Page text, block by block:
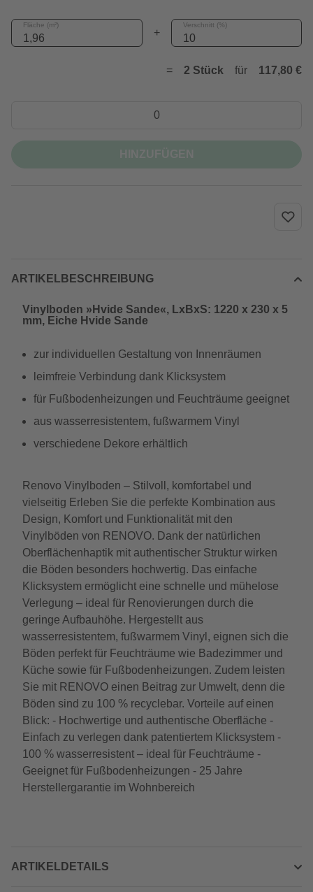
Fläche (m²)
+
Verschnitt (%)
= 2 Stück für 117,80 €
ARTIKELBESCHREIBUNG
Vinylboden »Hvide Sande«, LxBxS: 1220 x 230 x 5
mm, Eiche Hvide Sande
zur individuellen Gestaltung von Innenräumen
leimfreie Verbindung dank Klicksystem
für Fußbodenheizungen und Feuchträume geeignet
aus wasserresistentem, fußwarmem Vinyl
verschiedene Dekore erhältlich
Renovo Vinylboden – Stilvoll, komfortabel und
vielseitig Erleben Sie die perfekte Kombination aus
Design, Komfort und Funktionalität mit den
Vinylböden von RENOVO. Dank der natürlichen
Oberflächenhaptik mit authentischer Struktur wirken
die Böden besonders hochwertig. Das einfache
Klicksystem ermöglicht eine schnelle und mühelose
Verlegung – ideal für Renovierungen durch die
geringe Aufbauhöhe. Hergestellt aus
wasserresistentem, fußwarmem Vinyl, eignen sich die
Böden perfekt für Feuchträume wie Badezimmer und
Küche sowie für Fußbodenheizungen. Zudem leisten
Sie mit RENOVO einen Beitrag zur Umwelt, denn die
Böden sind zu 100 % recyclebar. Vorteile auf einen
Blick: - Hochwertige und authentische Oberfläche -
Einfach zu verlegen dank patentiertem Klicksystem -
100 % wasserresistent – ideal für Feuchträume -
Geeignet für Fußbodenheizungen - 25 Jahre
Herstellergarantie im Wohnbereich
ARTIKELDETAILS